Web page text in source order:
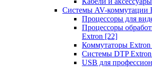
Системы AV-коммутации
Процессоры для
Процессоры
Extron [22]
Коммутаторы Extron
Системы DTP Extron
USB для